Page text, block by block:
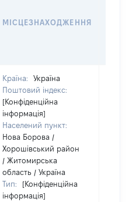
МІСЦЕЗНАХОДЖЕННЯ
Країна:
Україна
Поштовий індекс:
[Конфіденційна
інформація]
Населений пункт:
Нова Борова /
Хорошівський район
/ Житомирська
область / Україна
Тип:
[Конфіденційна
інформація]